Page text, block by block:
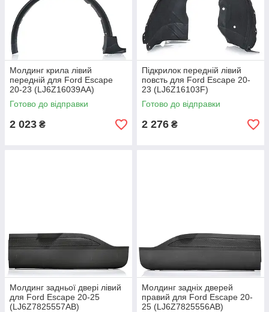
Молдинг крила лівий
передній для Ford Escape
20-23 (LJ6Z16039AA)
Готово до відправки
2 023 ₴
Підкрилок передній лівий
повсть для Ford Escape 20-
23 (LJ6Z16103F)
Готово до відправки
2 276 ₴
Молдинг задньої двері лівий
для Ford Escape 20-25
(LJ6Z7825557AB)
Молдинг задніх дверей
правий для Ford Escape 20-
25 (LJ6Z7825556AB)